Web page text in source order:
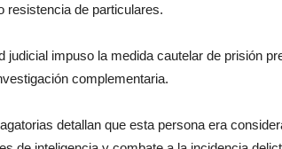
resistencia de particulares.
judicial impuso la medida cautelar de prisión
complementaria.
detallan que esta persona era